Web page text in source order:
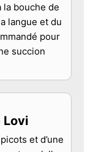
la bouche de
langue et du
pour
succion
Lovi
et d’une